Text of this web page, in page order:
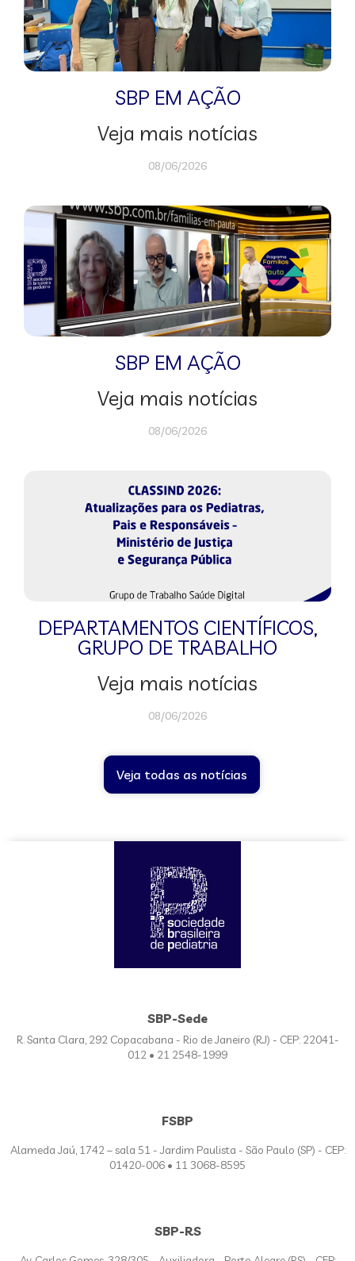
SBP EM AÇÃO
Veja mais notícias
08/06/2026
SBP EM AÇÃO
Veja mais notícias
08/06/2026
DEPARTAMENTOS CIENTÍFICOS,
GRUPO DE TRABALHO
Veja mais notícias
08/06/2026
Veja todas as notícias
SBP-Sede
R. Santa Clara, 292 Copacabana - Rio de Janeiro (RJ) - CEP: 22041-
012 • 21 2548-1999
FSBP
Alameda Jaú, 1742 – sala 51 - Jardim Paulista - São Paulo (SP) - CEP:
01420-006 • 11 3068-8595
SBP-RS